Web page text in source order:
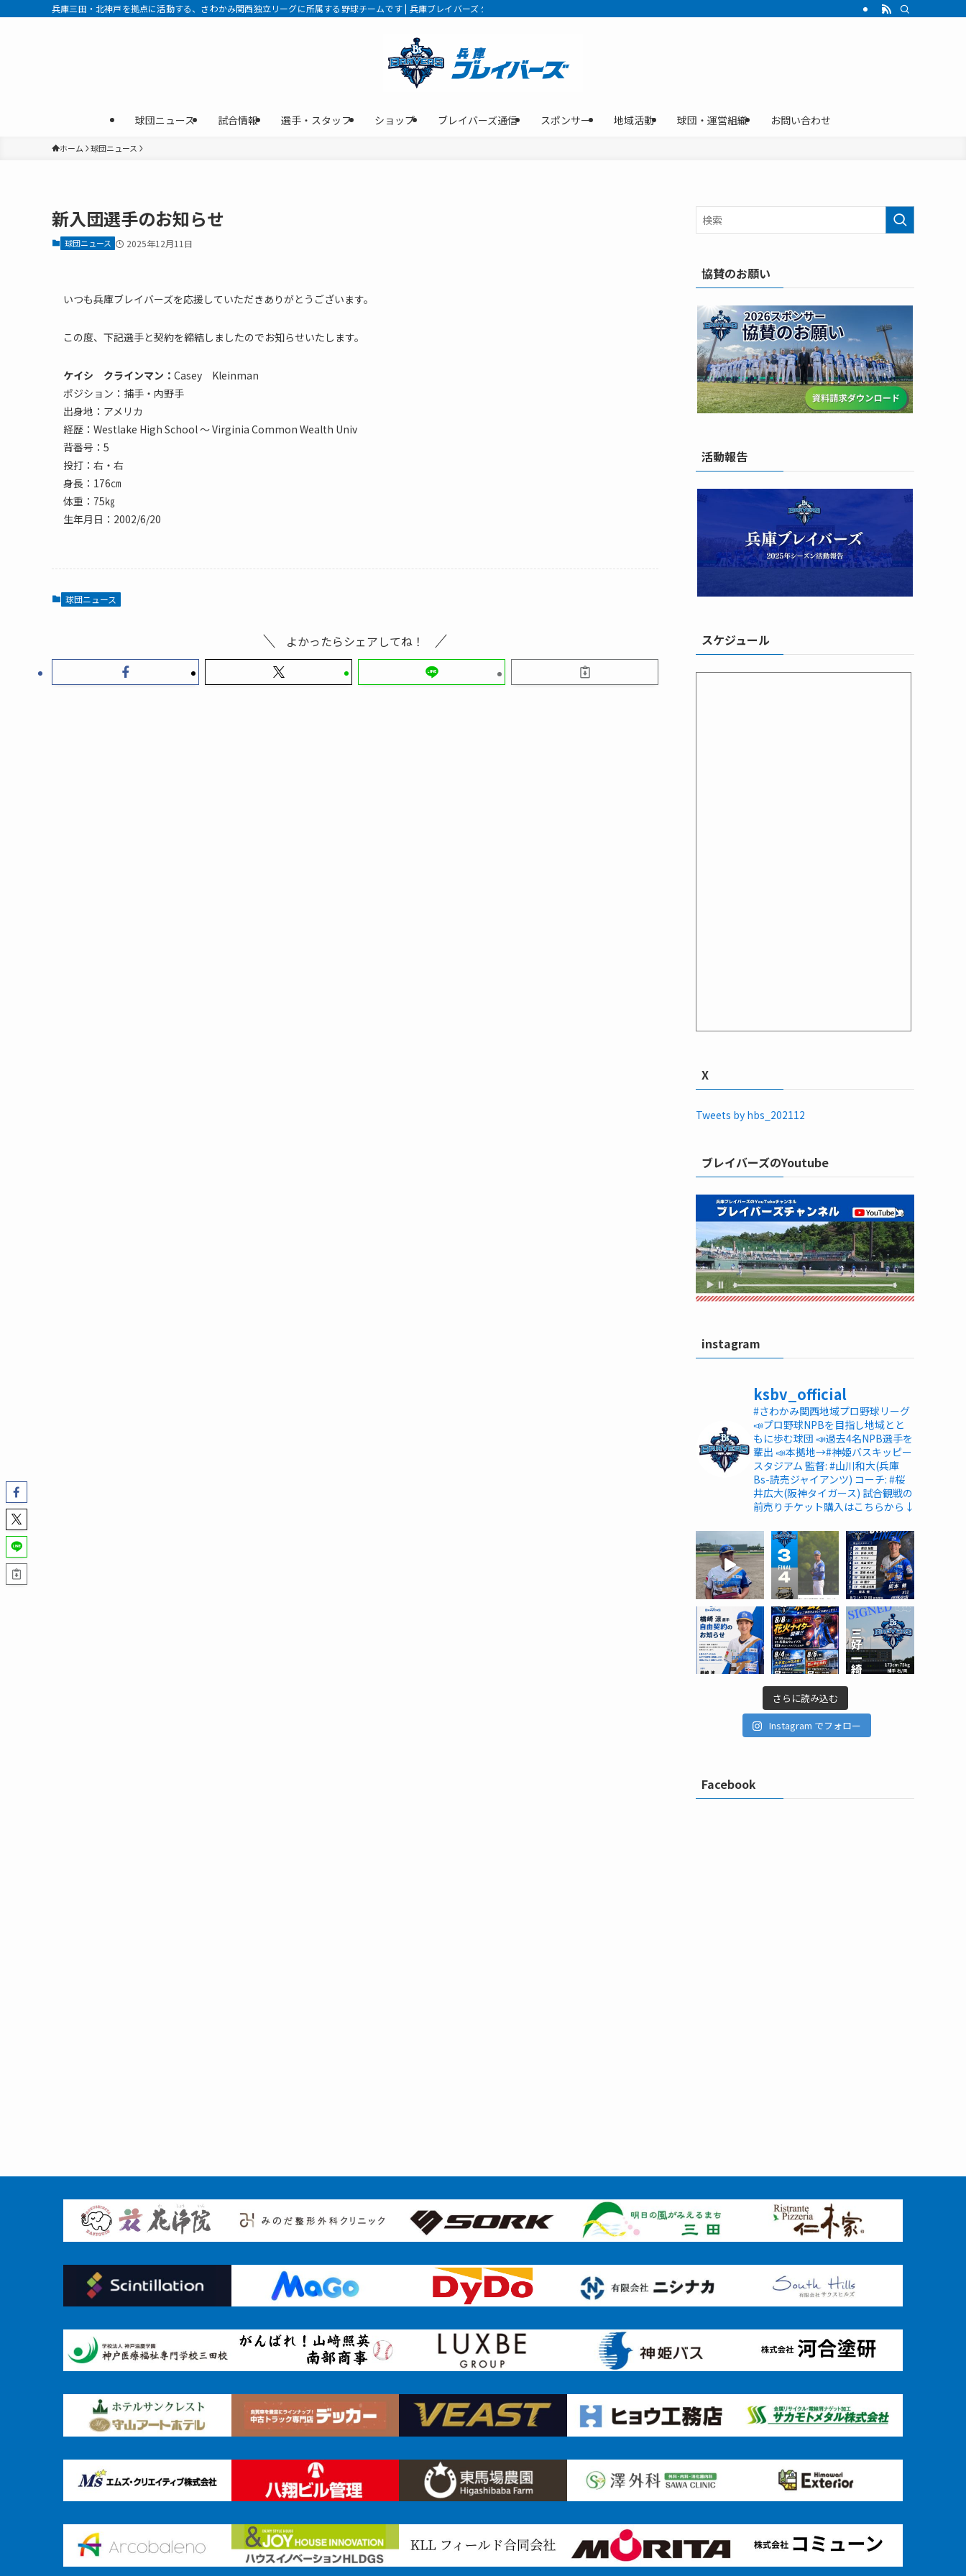
兵庫三田・北神戸を拠点に活動する、さわかみ関西独立リーグに所属する野球チームです | 兵庫ブレイバーズ 公式サイト
球団ニュース 試合情報 選手・スタッフ ショップ ブレイバーズ通信 スポンサー 地域活動 球団・運営組織 お問い合わせ
ホーム 球団ニュース
新入団選手のお知らせ
球団ニュース 2025年12月11日
いつも兵庫ブレイバーズを応援していただきありがとうございます。
この度、下記選手と契約を締結しましたのでお知らせいたします。
ケイシ クラインマン： Casey Kleinman
ポジション：捕手・内野手
出身地：アメリカ
経歴：Westlake High School ～ Virginia Common Wealth Univ
背番号：5
投打：右・右
身長：176㎝
体重：75㎏
生年月日：2002/6/20
球団ニュース
よかったらシェアしてね！
協賛のお願い
活動報告
スケジュール
X
Tweets by hbs_202112
ブレイバーズのYoutube
instagram
ksbv_official
#さわかみ関西地域プロ野球リーグ
📣プロ野球NPBを目指し地域とと
もに歩む球団 📣過去4名NPB選手を
輩出 📣本拠地→#神姫バスキッピー
スタジアム 監督: #山川和大(兵庫
Bs-読売ジャイアンツ) コーチ: #桜
井広大(阪神タイガース) 試合観戦の
前売りチケット購入はこちらから↓
さらに読み込む
Instagram でフォロー
Facebook